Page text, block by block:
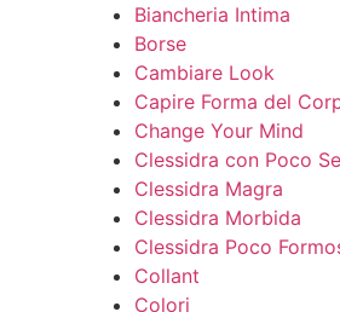
Biancheria Intima
Borse
Cambiare Look
Capire Forma del
Change Your Mind
Clessidra con Poco
Clessidra Magra
Clessidra Morbida
Clessidra Poco
Collant
Colori